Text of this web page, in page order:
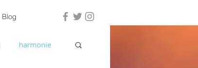
Blog
harmonie